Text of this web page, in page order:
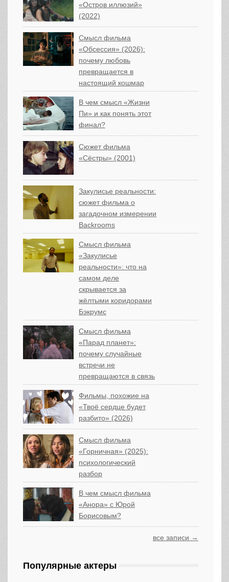
«Остров иллюзий»
(2022)
Смысл фильма
«Обсессия» (2026):
почему любовь
превращается в
настоящий кошмар
В чем смысл «Жизни
Пи» и как понять этот
финал?
Сюжет фильма
«Сёстры» (2001)
Закулисье реальности:
сюжет фильма о
загадочном измерении
Backrooms
Смысл фильма
«Закулисье
реальности»: что на
самом деле
скрывается за
жёлтыми коридорами
Бэкрумс
Смысл фильма
«Парад планет»:
почему случайные
встречи не
превращаются в связь
Фильмы, похожие на
«Твоё сердце будет
разбито» (2026)
Смысл фильма
«Горничная» (2025):
психологический
разбор
В чем смысл фильма
«Анора» с Юрой
Борисовым?
все записи →
Популярные актеры